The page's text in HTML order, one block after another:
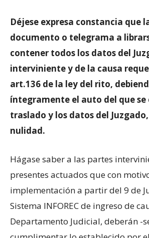
Déjese expresa constancia que
documento o telegrama a
contener todos los datos del
interviniente y de la causa
art.136 de la ley del rito,
íntegramente el auto del que se
traslado y los datos del
nulidad.
Hágase saber a las partes
presentes actuados que con
implementación a partir del 9 de
Sistema INFOREC de ingreso de
Departamento Judicial, deberán -